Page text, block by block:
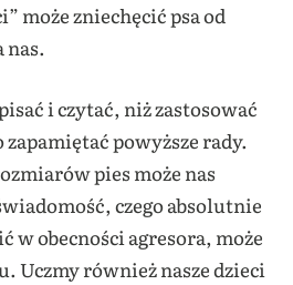
może zniechęcić psa od
nas.
i czytać, niż zastosować
powyższe rady.
pies może nas
czego absolutnie
w obecności agresora, może
Uczmy również nasze dzieci